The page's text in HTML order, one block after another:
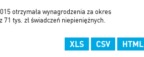
otrzymała wynagrodzenia za okres
tys. zł świadczeń niepieniężnych.
XLS CSV HTML